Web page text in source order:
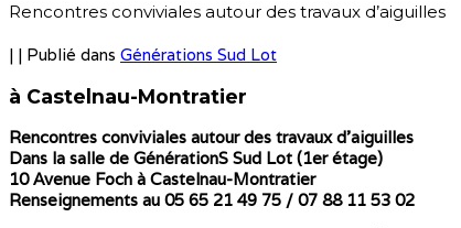
Rencontres conviviales autour des travaux d’aiguilles
| | Publié dans Générations Sud Lot
à Castelnau-Montratier
Rencontres conviviales autour des travaux d’aiguilles
Dans la salle de GénérationS Sud Lot (1er étage)
10 Avenue Foch à Castelnau-Montratier
Renseignements au 05 65 21 49 75 / 07 88 11 53 02